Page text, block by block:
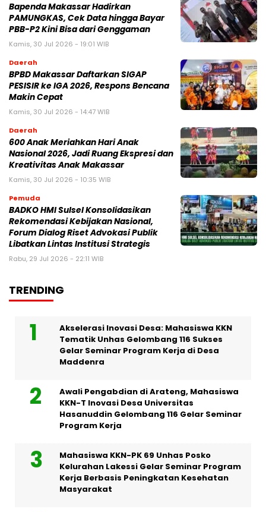
Bapenda Makassar Hadirkan
PAMUNGKAS, Cek Data hingga Bayar
PBB-P2 Kini Bisa dari Genggaman
Kamis, 30 Jul 2026 - 19:01 WIB
Daerah
BPBD Makassar Daftarkan SIGAP
PESISIR ke IGA 2026, Respons Bencana
Makin Cepat
Kamis, 30 Jul 2026 - 14:47 WIB
Daerah
600 Anak Meriahkan Hari Anak
Nasional 2026, Jadi Ruang Ekspresi dan
Kreativitas Anak Makassar
Kamis, 30 Jul 2026 - 10:35 WIB
Pemuda
BADKO HMI Sulsel Konsolidasikan
Rekomendasi Kebijakan Nasional,
Forum Dialog Riset Advokasi Publik
Libatkan Lintas Institusi Strategis
Rabu, 29 Jul 2026 - 22:11 WIB
TRENDING
Akselerasi Inovasi Desa: Mahasiswa KKN
Tematik Unhas Gelombang 116 Sukses
Gelar Seminar Program Kerja di Desa
Maddenra
Awali Pengabdian di Arateng, Mahasiswa
KKN-T Inovasi Desa Universitas
Hasanuddin Gelombang 116 Gelar Seminar
Program Kerja
Mahasiswa KKN-PK 69 Unhas Posko
Kelurahan Lakessi Gelar Seminar Program
Kerja Berbasis Peningkatan Kesehatan
Masyarakat